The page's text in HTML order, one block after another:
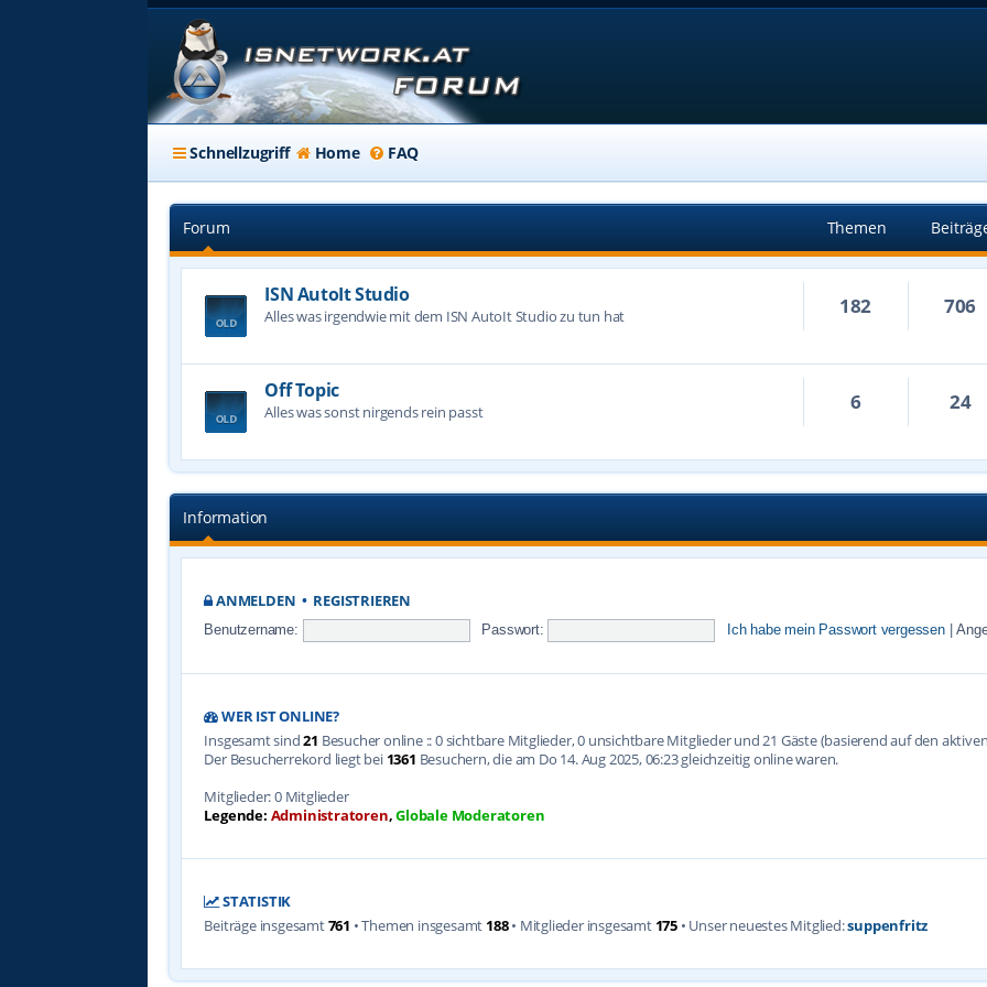
Schnellzugriff Home FAQ
Forum Themen
ISN AutoIt Studio
Alles was irgendwie mit dem ISN AutoIt Studio zu tun hat 182 706
Off Topic
Alles was sonst nirgends rein passt 6 24
Information
ANMELDEN • REGISTRIEREN
Benutzername: Passwort: Ich habe mein Passwort vergessen
WER IST ONLINE?
Insgesamt sind21 Besucher online :: 0 sichtbare Mitglieder, 0 unsichtbare Mitglieder und 21 Gäste (basierend auf den
Der Besucherrekord liegt bei 1361 Besuchern, die am Do 14. Aug 2025, 06:23 gleichzeitig online waren.
Mitglieder: 0 Mitglieder
Legende: Administratoren,Globale Moderatoren
STATISTIK
Beiträge insgesamt761 • Themen insgesamt 188• Mitglieder insgesamt 175 • Unser neuestes Mitglied:suppenfritz